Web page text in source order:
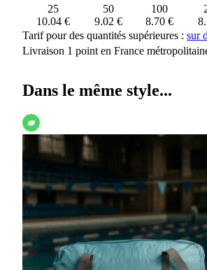
25
50 100
10.04 €
9.02 € 8.70 €
Tarif pour des quantités supérieures : sur
Livraison 1 point en France
Dans le même style...